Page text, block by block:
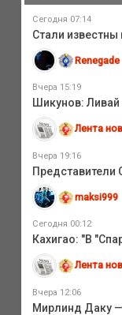
Сегодня 07:14
Стали
Renegade
Вчера 15:19
Шикунов: Ливай
Лента
Вчера 19:16
Представители
maksi999
Сегодня 00:12
Кахигао: "В
Лента
Вчера 12:06
Мирлинд Даку